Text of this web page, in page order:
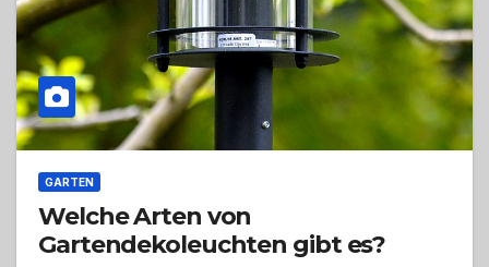
GARTEN
Welche Arten von
Gartendekoleuchten gibt es?